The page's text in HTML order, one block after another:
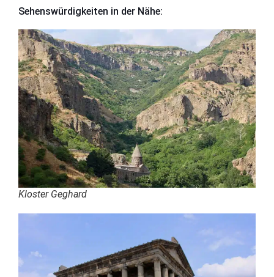
Sehenswürdigkeiten in der Nähe:
Kloster Geghard